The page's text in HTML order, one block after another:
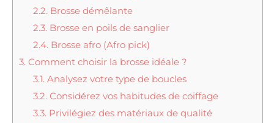
2.2. Brosse démêlante
2.3. Brosse en poils de sanglier
2.4. Brosse afro (Afro pick)
3. Comment choisir la brosse idéale ?
3.1. Analysez votre type de boucles
3.2. Considérez vos habitudes de coiffage
3.3. Privilégiez des matériaux de qualité